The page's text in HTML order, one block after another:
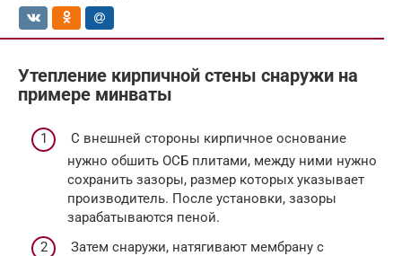
Утепление кирпичной стены снаружи на
примере минваты
С внешней стороны кирпичное основание
нужно обшить ОСБ плитами, между ними нужно
сохранить зазоры, размер которых указывает
производитель. После установки, зазоры
зарабатываются пеной.
Затем снаружи, натягивают мембрану с